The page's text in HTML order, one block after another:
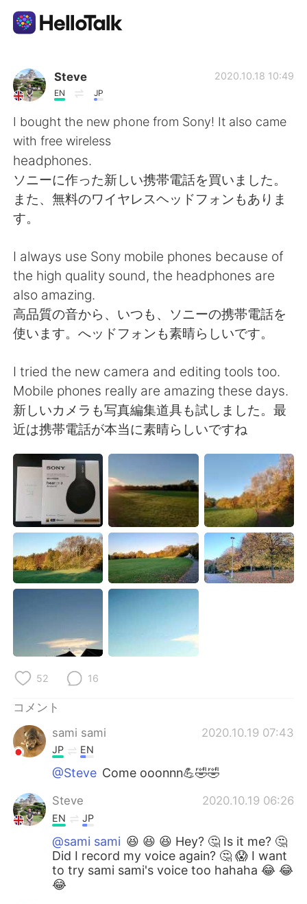
語学交換アプリ
AI Grammar Checker
日本語
English 简体中文
العربية Français
Deutsch 한국어
Indonesia Italiano
Türkçe Tiếng Việt
Steve
EN JP
2020.10.18 10:49
I bought the new phone from Sony! It also came
with free wireless
headphones.
ソニーに作った新しい携帯電話を買いました。
また、無料のワイヤレスヘッドフォンもありま
す。
I always use Sony mobile phones because of
the high quality sound, the headphones are
also amazing.
高品質の音から、いつも、ソニーの携帯電話を
使います。へッドフォンも素晴らしいです。
I tried the new camera and editing tools too.
Mobile phones really are amazing these days.
新しいカメラも写真編集道具も試しました。最
近は携帯電話が本当に素晴らしいですね
52 16
コメント
sami sami
2020.10.19 07:43
JP EN
@Steve Come ooonnn💪🤣🤣
Steve 2020.10.19 06:26
EN JP
@sami sami 😆 😆 😆 Hey? 🤔 Is it me? 🤔
Did I record my voice again? 🤔 😱 I want
to try sami sami's voice too hahaha 😂 😂
😂